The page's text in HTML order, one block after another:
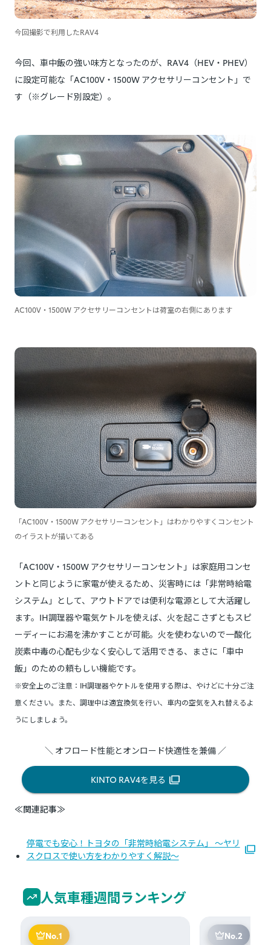
今回撮影で利用したRAV4
今回、車中飯の強い味方となったのが、RAV4（HEV・PHEV）
に設定可能な「AC100V・1500W アクセサリーコンセント」で
す（※グレード別設定）。
AC100V・1500W アクセサリーコンセントは荷室の右側にあります
「AC100V・1500W アクセサリーコンセント」はわかりやすくコンセント
のイラストが描いてある
「AC100V・1500W アクセサリーコンセント」は家庭用コンセ
ントと同じように家電が使えるため、災害時には「非常時給電
システム」として、アウトドアでは便利な電源として大活躍し
ます。IH調理器や電気ケトルを使えば、火を起こさずともスピ
ーディーにお湯を沸かすことが可能。火を使わないので一酸化
炭素中毒の心配も少なく安心して活用できる、まさに「車中
飯」のための頼もしい機能です。
※安全上のご注意：IH調理器やケトルを使用する際は、やけどに十分ご注
意ください。また、調理中は適宜換気を行い、車内の空気を入れ替えるよ
うにしましょう。
＼ オフロード性能とオンロード快適性を兼備 ／
KINTO RAV4を見る
≪関連記事≫
停電でも安心！トヨタの「非常時給電システム」 ～ヤリ
スクロスで使い方をわかりやすく解説～